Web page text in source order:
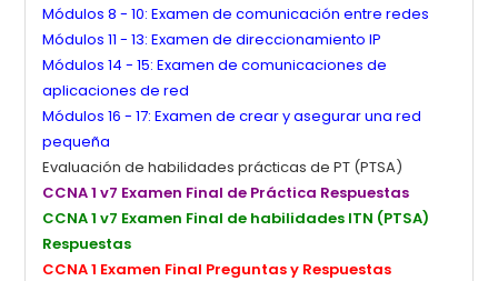
Módulos 8 - 10: Examen de comunicación entre redes
Módulos 11 - 13: Examen de direccionamiento IP
Módulos 14 - 15: Examen de comunicaciones de
aplicaciones de red
Módulos 16 - 17: Examen de crear y asegurar una red
pequeña
Evaluación de habilidades prácticas de PT (PTSA)
CCNA 1 v7 Examen Final de Práctica Respuestas
CCNA 1 v7 Examen Final de habilidades ITN (PTSA)
Respuestas
CCNA 1 Examen Final Preguntas y Respuestas